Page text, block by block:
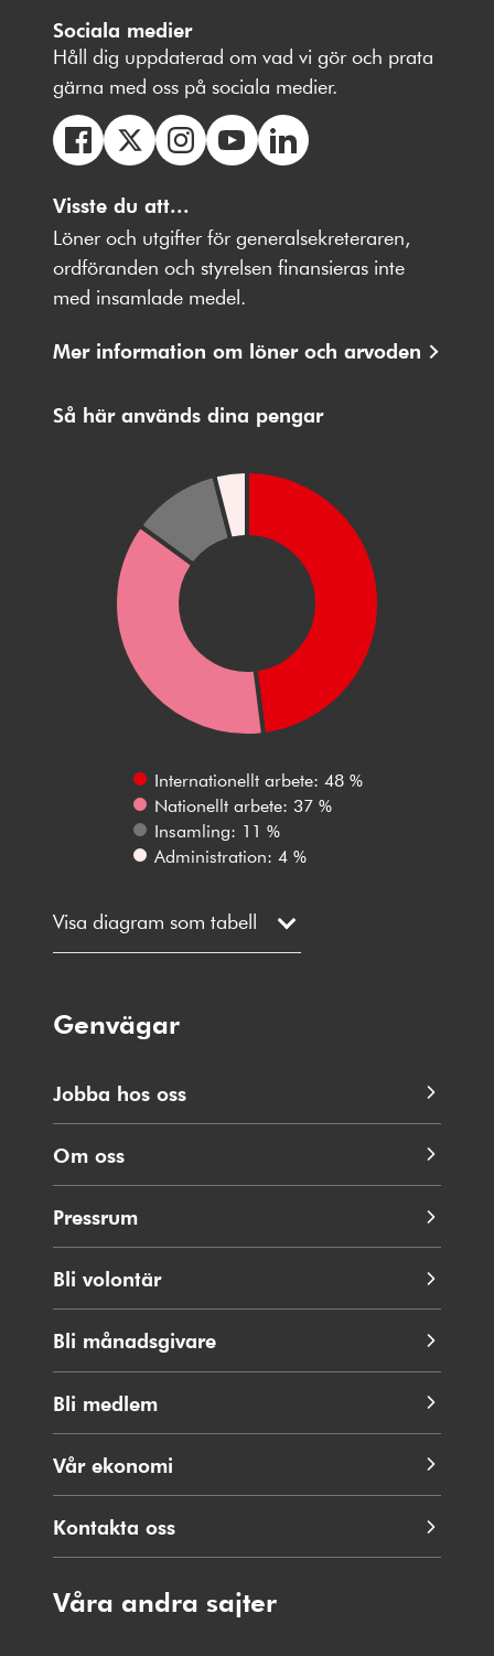
Sociala medier
Håll dig uppdaterad om vad vi gör och prata
gärna med oss på sociala medier.
oss
på
Facebbok
oss
på
oss
på
Instagram
på
Youtube
på
LinkedIn
Visste du att...
Löner och utgifter för generalsekreteraren,
ordföranden och styrelsen finansieras inte
med insamlade medel.
Mer information om löner och arvoden
Så här används dina pengar
Internationellt arbete: 48 %
Nationellt arbete: 37 %
Insamling: 11 %
Administration: 4 %
Visa diagram som tabell
Genvägar
Jobba hos oss
Om oss
Pressrum
Bli volontär
Bli månadsgivare
Bli medlem
Vår ekonomi
Kontakta oss
Våra andra sajter